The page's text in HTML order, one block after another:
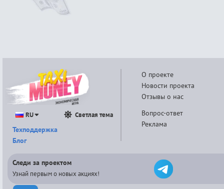
О проекте
Новости проекта
Отзывы о нас
Вопрос-ответ
Реклама
RU Светлая тема
Техподдержка
Блог
Следи за проектом
Узнай первым о новых акциях!